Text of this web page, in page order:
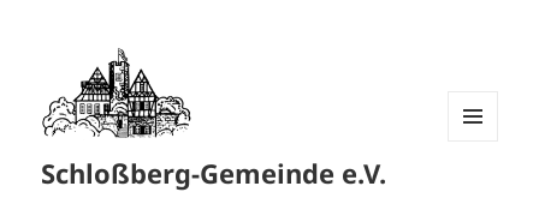
Schloßberg-Gemeinde e.V.